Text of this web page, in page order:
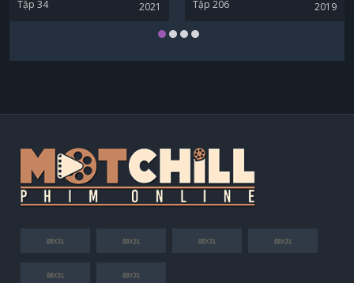
Tập 34 2021 Tập 206 2019